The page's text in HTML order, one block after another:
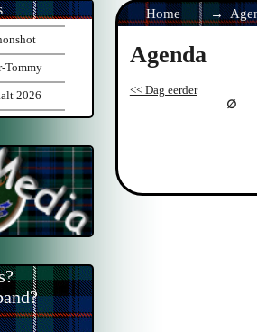
Home
Agenda
<< Dag eerder
Tommy
2026